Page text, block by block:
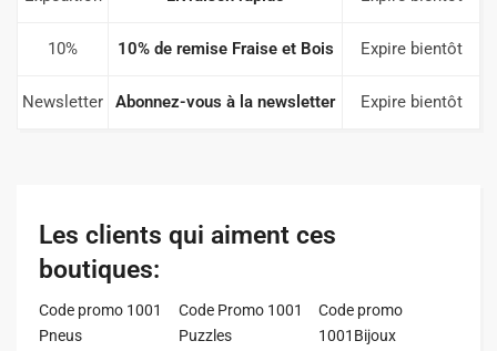
10% 10% de remise Fraise et Bois Expire bientôt
Newsletter Abonnez-vous à la newsletter Expire bientôt
Les clients qui aiment ces
boutiques:
Code promo 1001
Pneus
Code Promo 1001
Puzzles
Code promo
1001Bijoux